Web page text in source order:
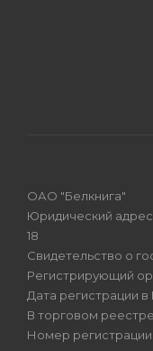
ОАО "Белкнига"
Юридический
18
Свидетельство о
Регистрирующий
Дата регистрации в
В торговом реестре
Номер регистрации: